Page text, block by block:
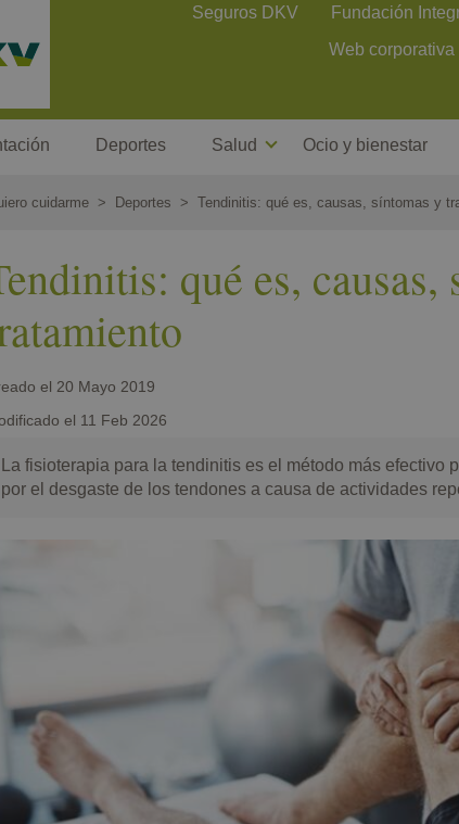
Contact HeaderSeguros DKV Fundación
Web corporativa
Deportes Salud Ocio y bienestar
cuidarme Deportes Tendinitis: qué es, causas, síntomas y
qué es, causas,
el 20 Mayo 2019
el 11 Feb 2026
La fisioterapia para la tendinitis es el método más efectivo
por el desgaste de los tendones a causa de actividades